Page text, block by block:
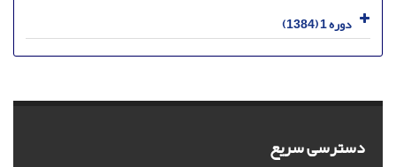
دوره 1 (1384)
دسترسی سریع